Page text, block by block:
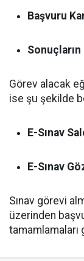
Başvuru
Sonuçların
Görev alacak
ise şu şekilde
E-Sınav
E-Sınav
Sınav görevi
üzerinden
tamamlamaları